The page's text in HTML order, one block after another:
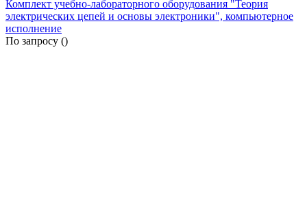
Комплект учебно-лабораторного оборудования "Теория
электрических цепей и основы электроники", компьютерное
исполнение
По запросу ()